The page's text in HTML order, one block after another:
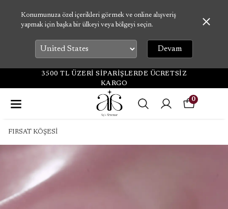
Konumunuza özel içerikleri görmek ve online alışveriş
yapmak için başka bir ülkeyi veya bölgeyi seçin.
Devam
3500 TL ÜZERİ SİPARİŞLERDE ÜCRETSİZ
KARGO
0
FIRSAT KÖŞESİ